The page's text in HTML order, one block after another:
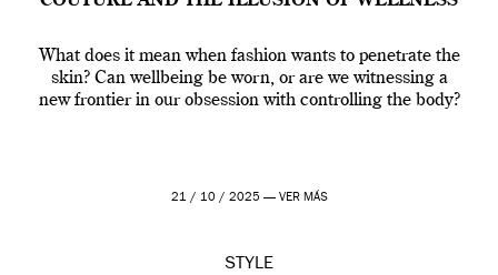
What does it mean when fashion wants to penetrate the
skin? Can wellbeing be worn, or are we witnessing a
new frontier in our obsession with controlling the body?
21 / 10 / 2025 — VER MÁS
STYLE